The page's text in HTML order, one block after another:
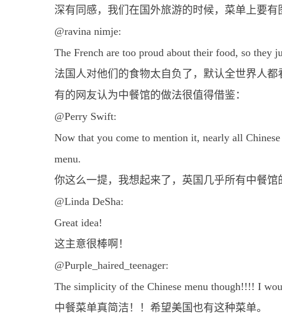
深有同感，我们在国外旅游的时候，菜单上要有
@ravina nimje:
The French are too proud about their food, so they
法国人对他们的食物太自负了，默认全世界人都
有的网友认为中餐馆的做法很值得借鉴：
@Perry Swift:
Now that you come to mention it, nearly all
menu.
你这么一提，我想起来了，英国几乎所有中餐馆
@Linda DeSha:
Great idea!
这主意很棒啊！
@Purple_haired_teenager:
The simplicity of the Chinese menu though!!!! I
中餐菜单真简洁！！希望美国也有这种菜单。